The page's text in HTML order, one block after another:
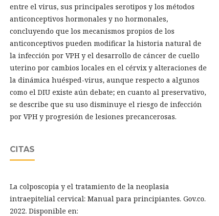
entre el virus, sus principales serotipos y los métodos
anticonceptivos hormonales y no hormonales,
concluyendo que los mecanismos propios de los
anticonceptivos pueden modificar la historia natural de
la infección por VPH y el desarrollo de cáncer de cuello
uterino por cambios locales en el cérvix y alteraciones de
la dinámica huésped-virus, aunque respecto a algunos
como el DIU existe aún debate; en cuanto al preservativo,
se describe que su uso disminuye el riesgo de infección
por VPH y progresión de lesiones precancerosas.
CITAS
La colposcopia y el tratamiento de la neoplasia
intraepitelial cervical: Manual para principiantes. Gov.co.
2022. Disponible en: